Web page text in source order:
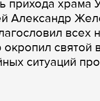
прихода храма
Александр
святой
ситуаций